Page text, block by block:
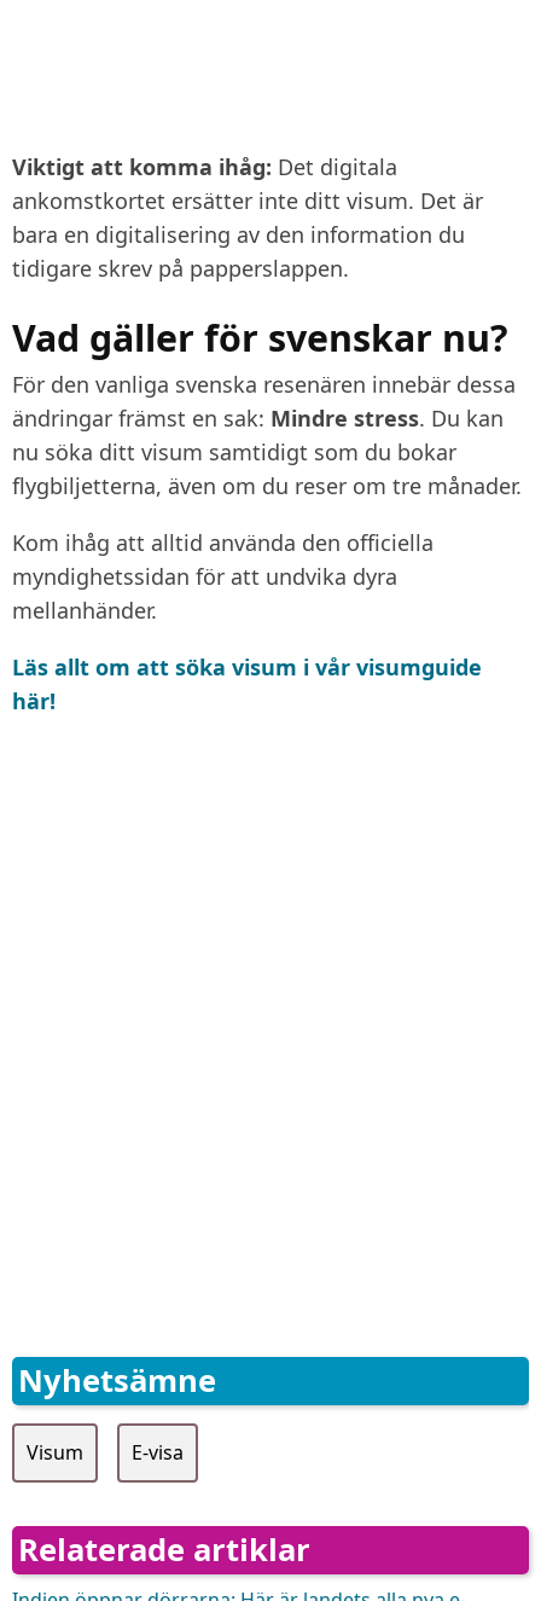
Viktigt att komma ihåg: Det digitala
ankomstkortet ersätter inte ditt visum. Det är
bara en digitalisering av den information du
tidigare skrev på papperslappen.
Vad gäller för svenskar nu?
För den vanliga svenska resenären innebär dessa
ändringar främst en sak: Mindre stress. Du kan
nu söka ditt visum samtidigt som du bokar
flygbiljetterna, även om du reser om tre månader.
Kom ihåg att alltid använda den officiella
myndighetssidan för att undvika dyra
mellanhänder.
Läs allt om att söka visum i vår visumguide
här!
Nyhetsämne
Visum E-visa
Relaterade artiklar